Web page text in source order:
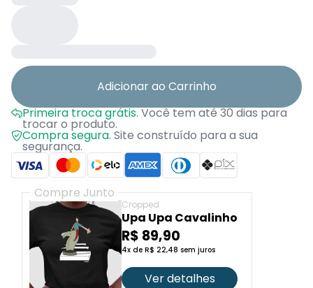
Adicionar ao Carrinho
Primeira troca grátis.Você tem até 30 dias para
trocar o produto.
Compra segura. Site construído para a sua
segurança.
Compre Junto
Cropped
Upa Upa Cavalinho
R$ 89,90
4x de R$ 22,48 sem juros
Ver detalhes